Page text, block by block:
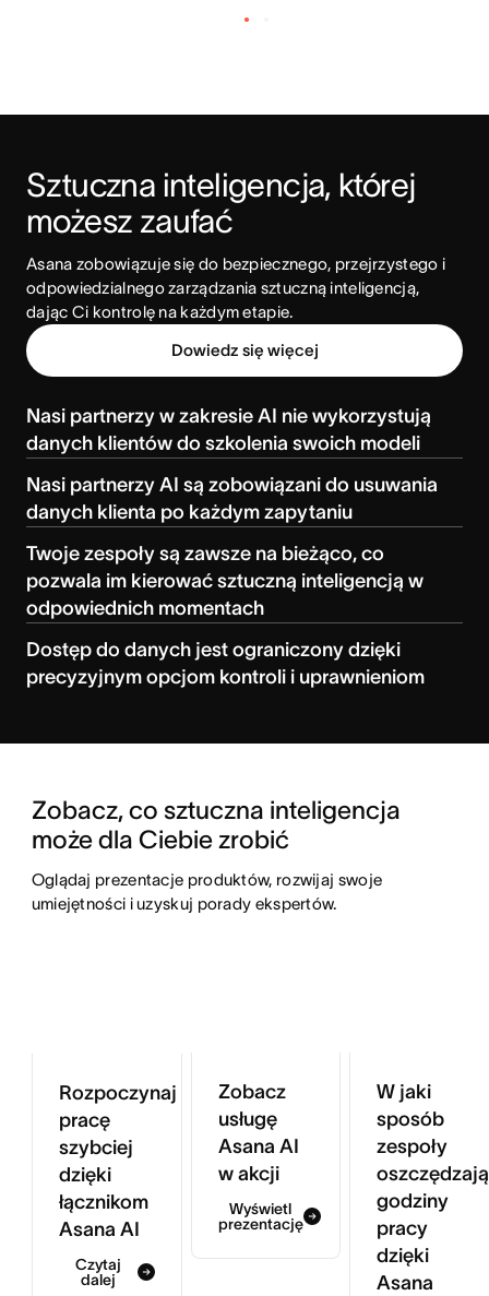
Sztuczna inteligencja, której
możesz zaufać
Asana zobowiązuje się do bezpiecznego, przejrzystego i
odpowiedzialnego zarządzania sztuczną inteligencją,
dając Ci kontrolę na każdym etapie.
Dowiedz się więcej
Nasi partnerzy w zakresie AI nie wykorzystują
danych klientów do szkolenia swoich modeli
Nasi partnerzy AI są zobowiązani do usuwania
danych klienta po każdym zapytaniu
Twoje zespoły są zawsze na bieżąco, co
pozwala im kierować sztuczną inteligencją w
odpowiednich momentach
Dostęp do danych jest ograniczony dzięki
precyzyjnym opcjom kontroli i uprawnieniom
Zobacz, co sztuczna inteligencja
może dla Ciebie zrobić
Oglądaj prezentacje produktów, rozwijaj swoje
umiejętności i uzyskuj porady ekspertów.
Rozpoczynaj
pracę
szybciej
dzięki
łącznikom
Asana AI
Czytaj
dalej
Zobacz
usługę
Asana AI
w akcji
Wyświetl
prezentację
W jaki
sposób
zespoły
oszczędzają
godziny
pracy
dzięki
Asana